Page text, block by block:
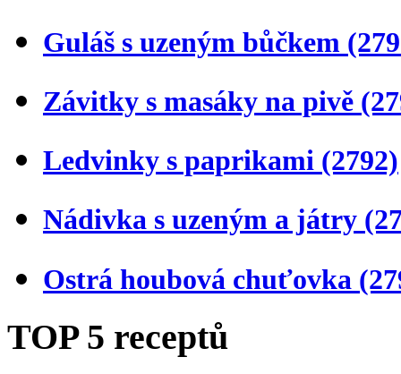
Guláš s uzeným bůčkem
Závitky s masáky na pivě
Ledvinky s paprikami (2792)
Nádivka s uzeným a játry
Ostrá houbová chuťovka
TOP 5 receptů